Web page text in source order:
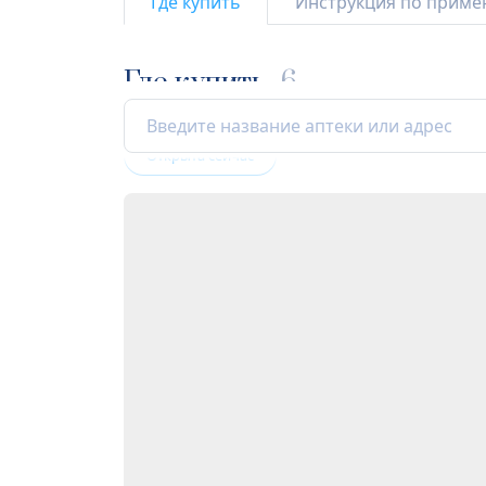
Где купить 6
Открыта сейчас